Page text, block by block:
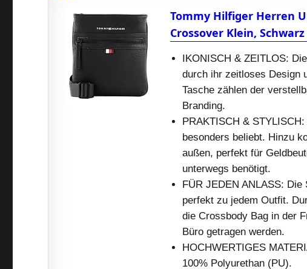
Tommy Hilfiger Herren
Crossover Klein,
IKONISCH & ZEITLOS:
durch ihr zeitloses Design
Tasche zählen der
Branding.
PRAKTISCH &
besonders beliebt. Hinzu
außen, perfekt für
unterwegs benötigt.
FÜR JEDEN ANLASS:
perfekt zu jedem Outfit.
die Crossbody Bag in der
Büro getragen werden.
HOCHWERTIGES
100% Polyurethan (PU).